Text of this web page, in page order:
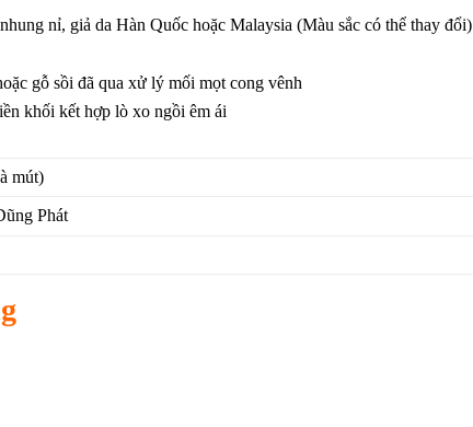
nỉ, giả da Hàn Quốc hoặc Malaysia (Màu sắc có thể thay đổi)
gỗ sồi đã qua xử lý mối mọt cong vênh
khối kết hợp lò xo ngồi êm ái
mút)
Phát